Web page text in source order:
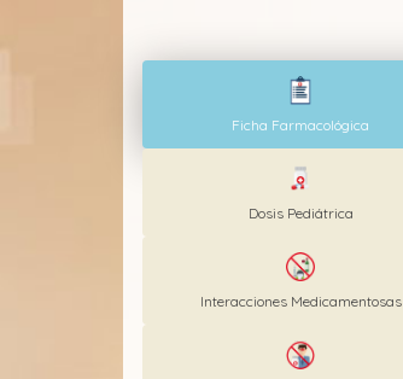
Ficha Farmacológica
Dosis Pediátrica
Interacciones Medicamentosas